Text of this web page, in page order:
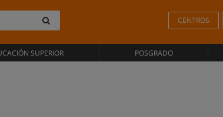
CENTROS
SUPERIOR POSGRADO